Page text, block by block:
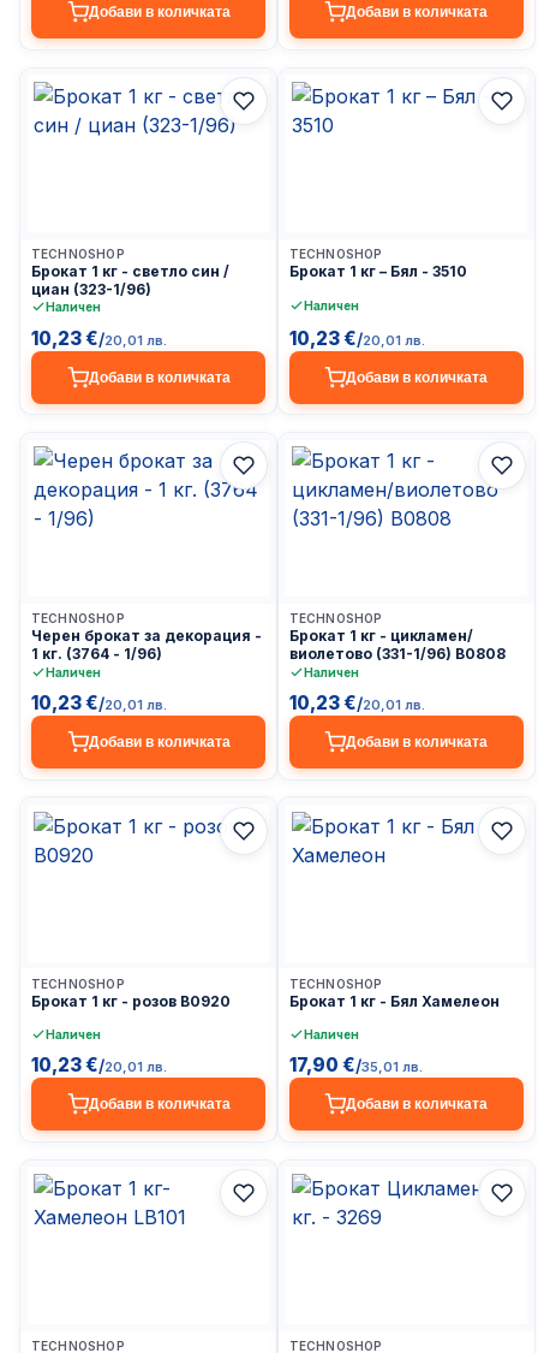
Добави в количката Добави в количката
Доставка до 24ч
TECHNOSHOP
Брокат 1 кг - светло син /
циан (323-1/96)
Наличен
10,23 €/20,01 лв.
Добави в количката
Доставка до 24ч
TECHNOSHOP
Брокат 1 кг – Бял - 3510
Наличен
10,23 €/20,01 лв.
Добави в количката
Доставка до 24ч
TECHNOSHOP
Черен брокат за декорация -
1 кг. (3764 - 1/96)
Наличен
10,23 €/20,01 лв.
Добави в количката
Доставка до 24ч
TECHNOSHOP
Брокат 1 кг - цикламен/
виолетово (331-1/96) B0808
Наличен
10,23 €/20,01 лв.
Добави в количката
Доставка до 24ч
TECHNOSHOP
Брокат 1 кг - розов B0920
Наличен
10,23 €/20,01 лв.
Добави в количката
Доставка до 24ч
TECHNOSHOP
Брокат 1 кг - Бял Хамелеон
Наличен
17,90 €/35,01 лв.
Добави в количката
Доставка до 24ч
TECHNOSHOP Доставка до 24ч
TECHNOSHOP